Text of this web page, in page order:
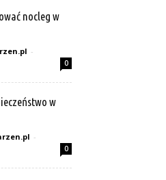
nocleg w
-
0
w
-
0